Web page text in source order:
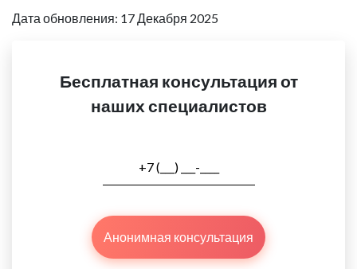
Дата обновления: 17 Декабря 2025
Бесплатная консультация от
наших специалистов
Анонимная консультация